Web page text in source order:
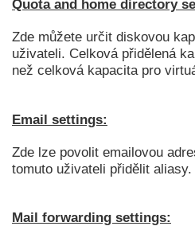
Quota and home directory
Zde můžete určit diskovou
uživateli. Celková přidělená
než celková kapacita pro
Email settings:
Zde lze povolit emailovou
tomuto uživateli přidělit aliasy.
Mail forwarding settings: